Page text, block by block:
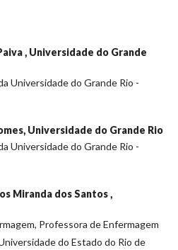
, Universidade do Grande
Universidade do Grande Rio -
Universidade do Grande Rio
Universidade do Grande Rio -
Miranda dos Santos ,
Professora de Enfermagem
do Estado do Rio de